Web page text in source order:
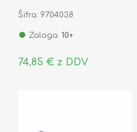
Šifra: 9704038
Zaloga: 10+
74,85 € z DDV